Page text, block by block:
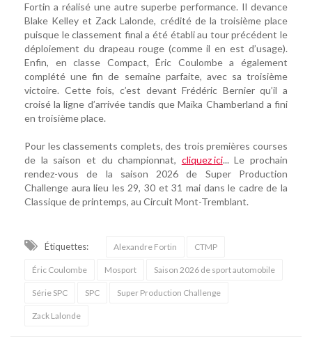
Fortin a réalisé une autre superbe performance. Il devance
Blake Kelley et Zack Lalonde, crédité de la troisième place
puisque le classement final a été établi au tour précédent le
déploiement du drapeau rouge (comme il en est d’usage).
Enfin, en classe Compact, Éric Coulombe a également
complété une fin de semaine parfaite, avec sa troisième
victoire. Cette fois, c’est devant Frédéric Bernier qu’il a
croisé la ligne d’arrivée tandis que Maïka Chamberland a fini
en troisième place.
Pour les classements complets, des trois premières courses
de la saison et du championnat, cliquez ici... Le prochain
rendez-vous de la saison 2026 de Super Production
Challenge aura lieu les 29, 30 et 31 mai dans le cadre de la
Classique de printemps, au Circuit Mont-Tremblant.
Étiquettes: Alexandre Fortin CTMP
Éric Coulombe Mosport Saison 2026 de sport automobile
Série SPC SPC Super Production Challenge
Zack Lalonde